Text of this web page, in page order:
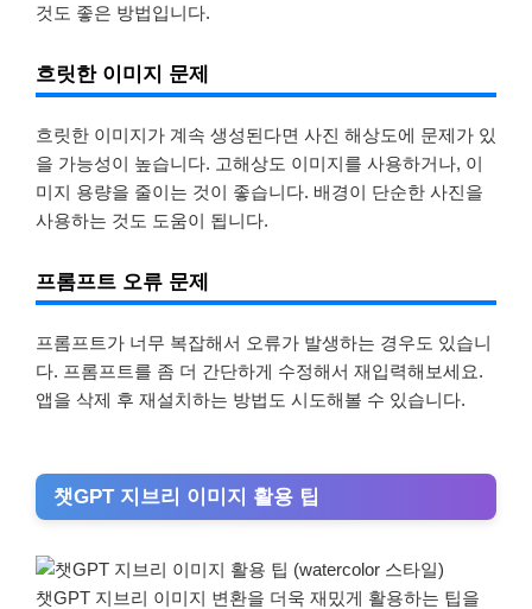
것도 좋은 방법입니다.
흐릿한 이미지 문제
흐릿한 이미지가 계속 생성된다면 사진 해상도에 문제가 있
을 가능성이 높습니다. 고해상도 이미지를 사용하거나, 이
미지 용량을 줄이는 것이 좋습니다. 배경이 단순한 사진을
사용하는 것도 도움이 됩니다.
프롬프트 오류 문제
프롬프트가 너무 복잡해서 오류가 발생하는 경우도 있습니
다. 프롬프트를 좀 더 간단하게 수정해서 재입력해보세요.
앱을 삭제 후 재설치하는 방법도 시도해볼 수 있습니다.
챗GPT 지브리 이미지 활용 팁
챗GPT 지브리 이미지 변환을 더욱 재밌게 활용하는 팁을